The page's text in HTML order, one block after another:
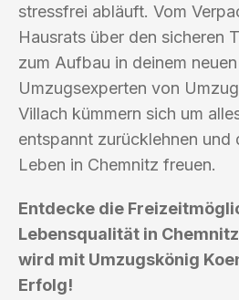
stressfrei abläuft. Vom
Hausrats über den sicheren
zum Aufbau in deinem
Umzugsexperten von
Villach kümmern sich um
entspannt zurücklehnen und
Leben in Chemnitz freuen.
Entdecke die
Lebensqualität in
wird mit Umzugskönig
Erfolg!